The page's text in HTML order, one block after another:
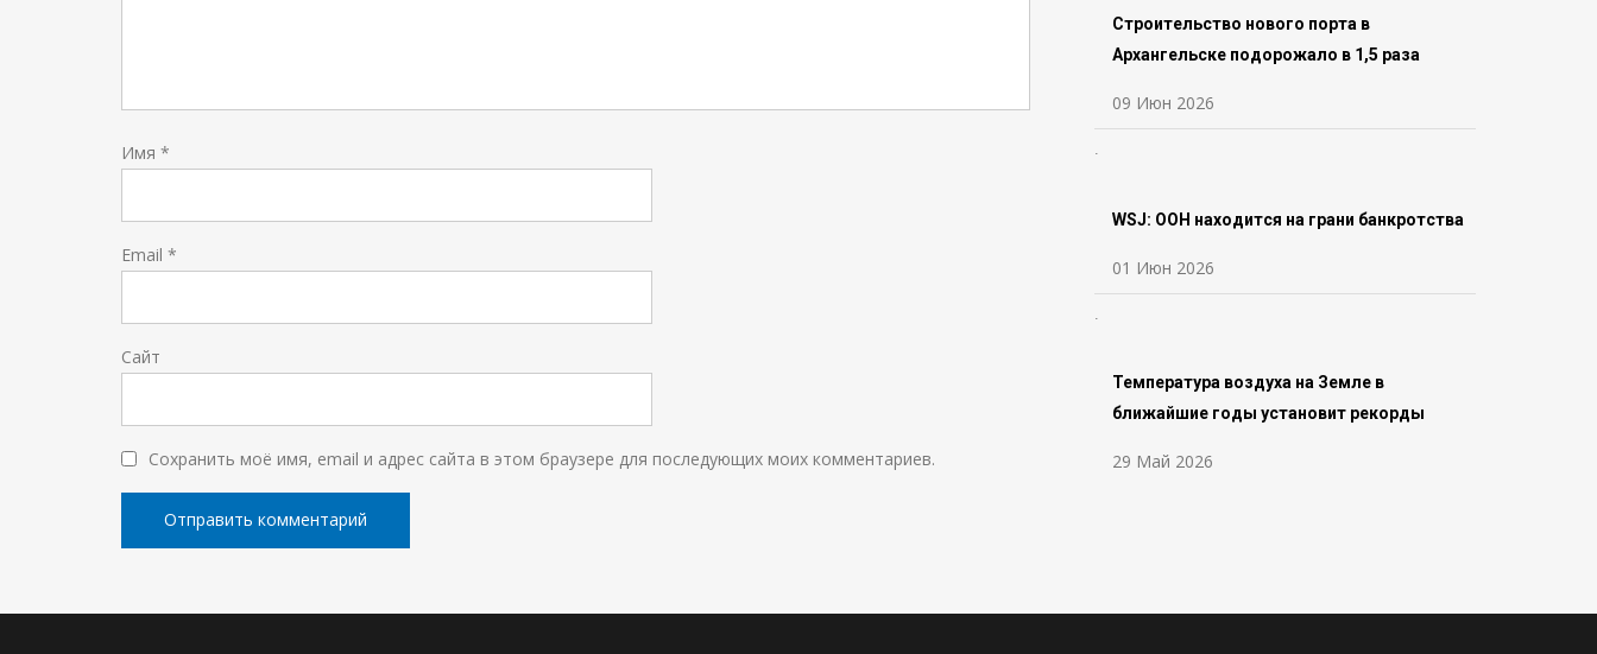
Имя *
Email *
Сайт
Сохранить моё имя, email и адрес сайта в этом браузере для последующих моих комментариев.
Строительство нового порта в
Архангельске подорожало в 1,5 раза
09 Июн 2026
WSJ: ООН находится на грани банкротства
01 Июн 2026
Температура воздуха на Земле в
ближайшие годы установит рекорды
29 Май 2026